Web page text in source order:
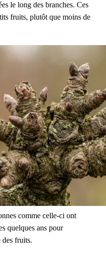
le long des branches. Ces
fruits, plutôt que moins de
comme celle-ci ont
quelques ans pour
fruits.